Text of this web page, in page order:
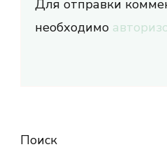
Для отправки
необходимо
Поиск